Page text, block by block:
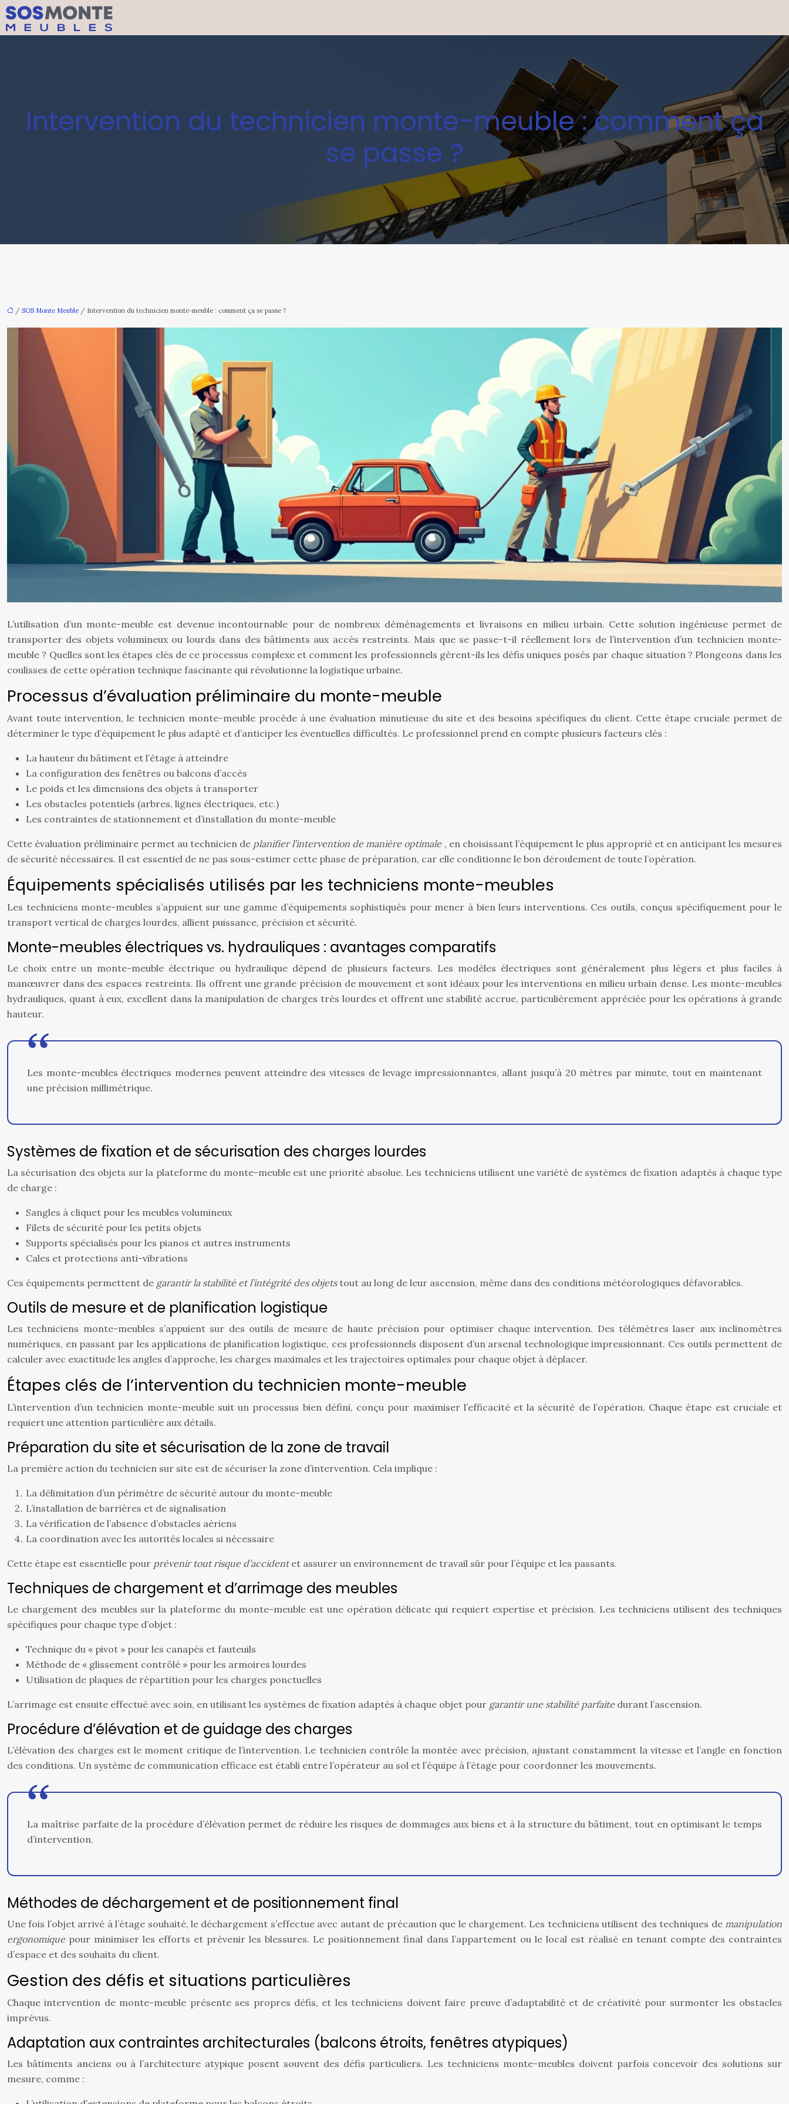
Intervention du technicien monte-meuble : comment ça
se passe ?
/ SOS Monte Meuble / Intervention du technicien monte-meuble : comment ça se passe ?
L’utilisation d’un monte-meuble est devenue incontournable pour de nombreux déménagements et livraisons en milieu urbain. Cette solution ingénieuse permet de
transporter des objets volumineux ou lourds dans des bâtiments aux accès restreints. Mais que se passe-t-il réellement lors de l’intervention d’un technicien monte-
meuble ? Quelles sont les étapes clés de ce processus complexe et comment les professionnels gèrent-ils les défis uniques posés par chaque situation ? Plongeons dans les
coulisses de cette opération technique fascinante qui révolutionne la logistique urbaine.
Processus d’évaluation préliminaire du monte-meuble
Avant toute intervention, le technicien monte-meuble procède à une évaluation minutieuse du site et des besoins spécifiques du client. Cette étape cruciale permet de
déterminer le type d’équipement le plus adapté et d’anticiper les éventuelles difficultés. Le professionnel prend en compte plusieurs facteurs clés :
La hauteur du bâtiment et l’étage à atteindre
La configuration des fenêtres ou balcons d’accès
Le poids et les dimensions des objets à transporter
Les obstacles potentiels (arbres, lignes électriques, etc.)
Les contraintes de stationnement et d’installation du monte-meuble
Cette évaluation préliminaire permet au technicien de planifier l’intervention de manière optimale , en choisissant l’équipement le plus approprié et en anticipant les mesures
de sécurité nécessaires. Il est essentiel de ne pas sous-estimer cette phase de préparation, car elle conditionne le bon déroulement de toute l’opération.
Équipements spécialisés utilisés par les techniciens monte-meubles
Les techniciens monte-meubles s’appuient sur une gamme d’équipements sophistiqués pour mener à bien leurs interventions. Ces outils, conçus spécifiquement pour le
transport vertical de charges lourdes, allient puissance, précision et sécurité.
Monte-meubles électriques vs. hydrauliques : avantages comparatifs
Le choix entre un monte-meuble électrique ou hydraulique dépend de plusieurs facteurs. Les modèles électriques sont généralement plus légers et plus faciles à
manœuvrer dans des espaces restreints. Ils offrent une grande précision de mouvement et sont idéaux pour les interventions en milieu urbain dense. Les monte-meubles
hydrauliques, quant à eux, excellent dans la manipulation de charges très lourdes et offrent une stabilité accrue, particulièrement appréciée pour les opérations à grande
hauteur.
Les monte-meubles électriques modernes peuvent atteindre des vitesses de levage impressionnantes, allant jusqu’à 20 mètres par minute, tout en maintenant
une précision millimétrique.
Systèmes de fixation et de sécurisation des charges lourdes
La sécurisation des objets sur la plateforme du monte-meuble est une priorité absolue. Les techniciens utilisent une variété de systèmes de fixation adaptés à chaque type
de charge :
Sangles à cliquet pour les meubles volumineux
Filets de sécurité pour les petits objets
Supports spécialisés pour les pianos et autres instruments
Cales et protections anti-vibrations
Ces équipements permettent de garantir la stabilité et l’intégrité des objets tout au long de leur ascension, même dans des conditions météorologiques défavorables.
Outils de mesure et de planification logistique
Les techniciens monte-meubles s’appuient sur des outils de mesure de haute précision pour optimiser chaque intervention. Des télémètres laser aux inclinomètres
numériques, en passant par les applications de planification logistique, ces professionnels disposent d’un arsenal technologique impressionnant. Ces outils permettent de
calculer avec exactitude les angles d’approche, les charges maximales et les trajectoires optimales pour chaque objet à déplacer.
Étapes clés de l’intervention du technicien monte-meuble
L’intervention d’un technicien monte-meuble suit un processus bien défini, conçu pour maximiser l’efficacité et la sécurité de l’opération. Chaque étape est cruciale et
requiert une attention particulière aux détails.
Préparation du site et sécurisation de la zone de travail
La première action du technicien sur site est de sécuriser la zone d’intervention. Cela implique :
La délimitation d’un périmètre de sécurité autour du monte-meuble
L’installation de barrières et de signalisation
La vérification de l’absence d’obstacles aériens
La coordination avec les autorités locales si nécessaire
Cette étape est essentielle pour prévenir tout risque d’accidentet assurer un environnement de travail sûr pour l’équipe et les passants.
Techniques de chargement et d’arrimage des meubles
Le chargement des meubles sur la plateforme du monte-meuble est une opération délicate qui requiert expertise et précision. Les techniciens utilisent des techniques
spécifiques pour chaque type d’objet :
Technique du « pivot » pour les canapés et fauteuils
Méthode de « glissement contrôlé » pour les armoires lourdes
Utilisation de plaques de répartition pour les charges ponctuelles
L’arrimage est ensuite effectué avec soin, en utilisant les systèmes de fixation adaptés à chaque objet pour garantir une stabilité parfaite durant l’ascension.
Procédure d’élévation et de guidage des charges
L’élévation des charges est le moment critique de l’intervention. Le technicien contrôle la montée avec précision, ajustant constamment la vitesse et l’angle en fonction
des conditions. Un système de communication efficace est établi entre l’opérateur au sol et l’équipe à l’étage pour coordonner les mouvements.
La maîtrise parfaite de la procédure d’élévation permet de réduire les risques de dommages aux biens et à la structure du bâtiment, tout en optimisant le temps
d’intervention.
Méthodes de déchargement et de positionnement final
Une fois l’objet arrivé à l’étage souhaité, le déchargement s’effectue avec autant de précaution que le chargement. Les techniciens utilisent des techniques de manipulation
ergonomique pour minimiser les efforts et prévenir les blessures. Le positionnement final dans l’appartement ou le local est réalisé en tenant compte des contraintes
d’espace et des souhaits du client.
Gestion des défis et situations particulières
Chaque intervention de monte-meuble présente ses propres défis, et les techniciens doivent faire preuve d’adaptabilité et de créativité pour surmonter les obstacles
imprévus.
Adaptation aux contraintes architecturales (balcons étroits, fenêtres atypiques)
Les bâtiments anciens ou à l’architecture atypique posent souvent des défis particuliers. Les techniciens monte-meubles doivent parfois concevoir des solutions sur
mesure, comme :